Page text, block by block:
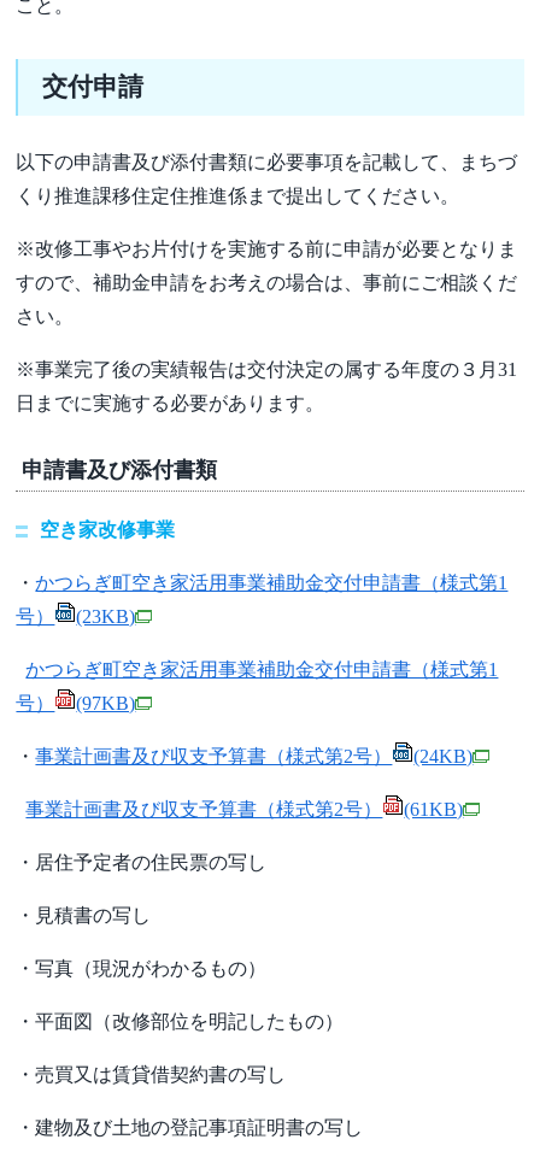
こと。
交付申請
以下の申請書及び添付書類に必要事項を記載して、まちづ
くり推進課移住定住推進係まで提出してください。
※改修工事やお片付けを実施する前に申請が必要となりま
すので、補助金申請をお考えの場合は、事前にご相談くだ
さい。
※事業完了後の実績報告は交付決定の属する年度の３月31
日までに実施する必要があります。
申請書及び添付書類
空き家改修事業
・かつらぎ町空き家活用事業補助金交付申請書（様式第1
号）
(23KB)
かつらぎ町空き家活用事業補助金交付申請書（様式第1
号）
(97KB)
・事業計画書及び収支予算書（様式第2号） (24KB)
事業計画書及び収支予算書（様式第2号） (61KB)
・居住予定者の住民票の写し
・見積書の写し
・写真（現況がわかるもの）
・平面図（改修部位を明記したもの）
・売買又は賃貸借契約書の写し
・建物及び土地の登記事項証明書の写し